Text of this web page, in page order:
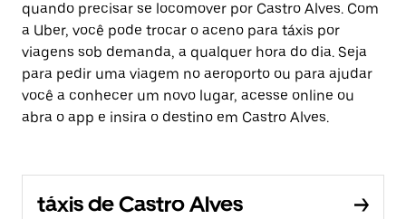
quando precisar se locomover por Castro Alves. Com
a Uber, você pode trocar o aceno para táxis por
viagens sob demanda, a qualquer hora do dia. Seja
para pedir uma viagem no aeroporto ou para ajudar
você a conhecer um novo lugar, acesse online ou
abra o app e insira o destino em Castro Alves.
táxis de Castro Alves